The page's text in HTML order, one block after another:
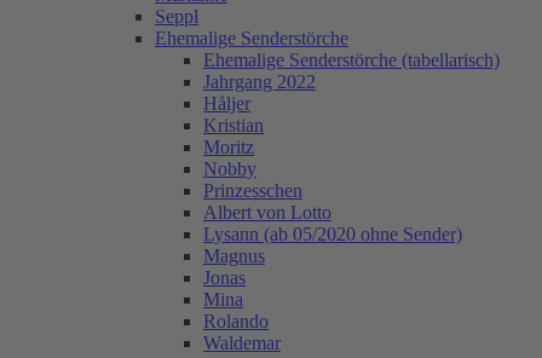
Seppl
Ehemalige Senderstörche
Ehemalige Senderstörche (tabellarisch)
Jahrgang 2022
Håljer
Kristian
Moritz
Nobby
Prinzesschen
Albert von Lotto
Lysann (ab 05/2020 ohne Sender)
Magnus
Jonas
Mina
Rolando
Waldemar